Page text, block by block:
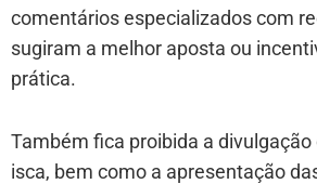
comentários especializados com
sugiram a melhor aposta ou
prática.
Também fica proibida a
isca, bem como a apresentação